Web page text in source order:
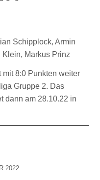
Schipplock, Armin
Markus Prinz
8:0 Punkten weiter
Gruppe 2. Das
dann am 28.10.22 in
2022